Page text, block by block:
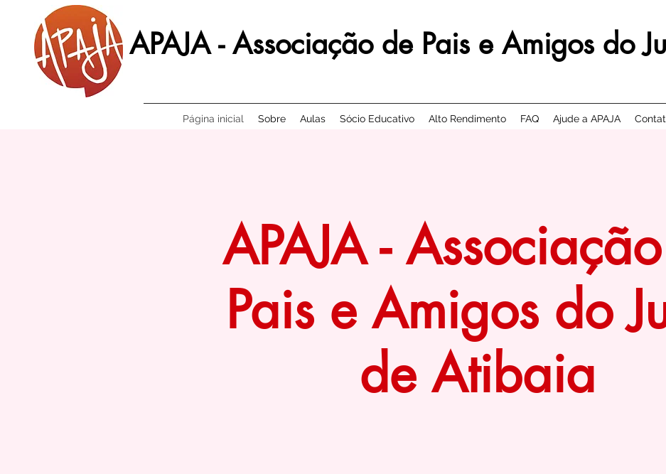
APAJA - Associação de Pais e Amigos do
Página inicial Sobre Aulas Sócio Educativo Alto Rendimento FAQ Ajude a APAJA
APAJA -
Pais e Amigos do
de Atibaia